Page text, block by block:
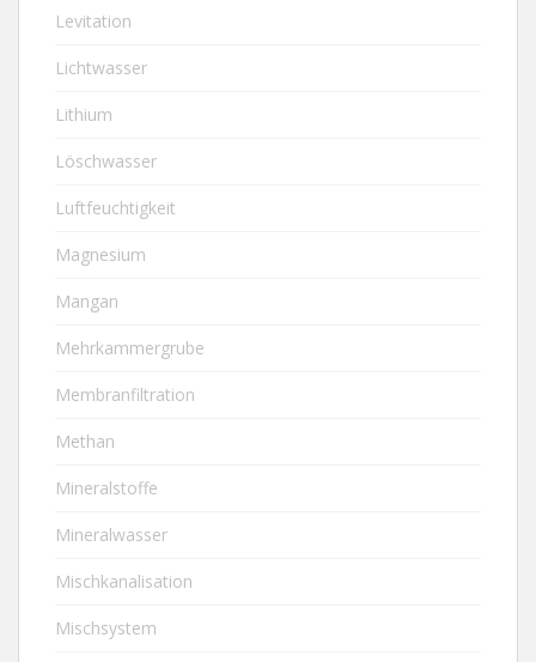
Levitation
Lichtwasser
Lithium
Löschwasser
Luftfeuchtigkeit
Magnesium
Mangan
Mehrkammergrube
Membranfiltration
Methan
Mineralstoffe
Mineralwasser
Mischkanalisation
Mischsystem